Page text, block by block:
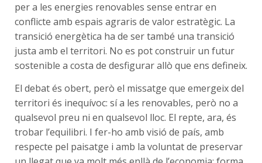
per a les energies renovables sense entrar en
conflicte amb espais agraris de valor estratègic. La
transició energètica ha de ser també una transició
justa amb el territori. No es pot construir un futur
sostenible a costa de desfigurar allò que ens defineix.
El debat és obert, però el missatge que emergeix del
territori és inequívoc: sí a les renovables, però no a
qualsevol preu ni en qualsevol lloc. El repte, ara, és
trobar l’equilibri. I fer-ho amb visió de país, amb
respecte pel paisatge i amb la voluntat de preservar